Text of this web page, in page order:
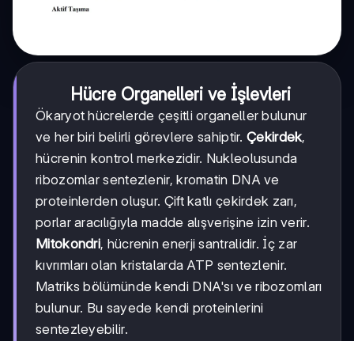
Hücre Organelleri ve İşlevleri
Ökaryot hücrelerde çeşitli organeller bulunur
ve her biri belirli görevlere sahiptir.Çekirdek,
hücrenin kontrol merkezidir. Nukleolusunda
ribozomlar sentezlenir, kromatin DNA ve
proteinlerden oluşur. Çift katlı çekirdek zarı,
porlar aracılığıyla madde alışverişine izin verir.
Mitokondri, hücrenin enerji santralidir. İç zar
kıvrımları olan kristalarda ATP sentezlenir.
Matriks bölümünde kendi DNA'sı ve ribozomları
bulunur. Bu sayede kendi proteinlerini
sentezleyebilir.